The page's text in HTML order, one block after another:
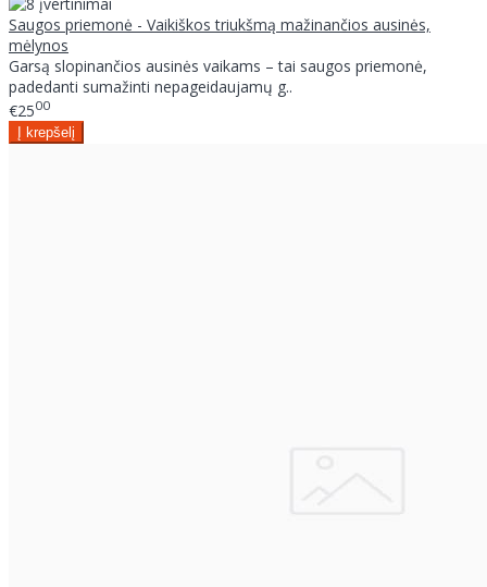
Saugos priemonė - Vaikiškos triukšmą mažinančios ausinės,
mėlynos
Garsą slopinančios ausinės vaikams – tai saugos priemonė,
padedanti sumažinti nepageidaujamų g..
€2500